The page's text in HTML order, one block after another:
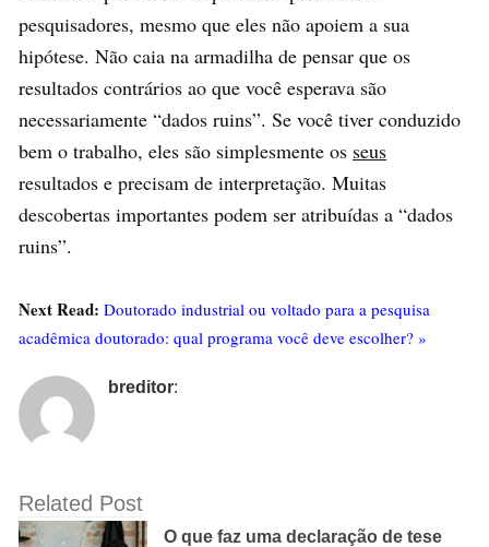
pesquisadores, mesmo que eles não apoiem a sua
hipótese. Não caia na armadilha de pensar que os
resultados contrários ao que você esperava são
necessariamente “dados ruins”. Se você tiver conduzido
bem o trabalho, eles são simplesmente os seus
resultados e precisam de interpretação. Muitas
descobertas importantes podem ser atribuídas a “dados
ruins”.
Next Read: Doutorado industrial ou voltado para a pesquisa
acadêmica doutorado: qual programa você deve escolher? »
breditor:
Related Post
O que faz uma declaração de tese